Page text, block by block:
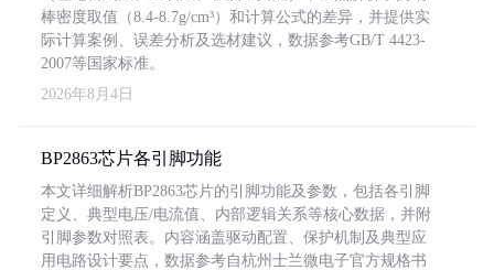
棒密度取值（8.4-8.7g/cm³）和计算公式的差异，并提供实
际计算案例、误差分析及选材建议，数据参考GB/T 4423-
2007等国家标准。
2026年8月4日
BP2863芯片各引脚功能
本文详细解析BP2863芯片的引脚功能及参数，包括各引脚
定义、典型电压/电流值、内部逻辑关系等核心数据，并附
引脚参数对照表。内容涵盖驱动配置、保护机制及典型应
用电路设计要点，数据参考自杭州士兰微电子官方规格书